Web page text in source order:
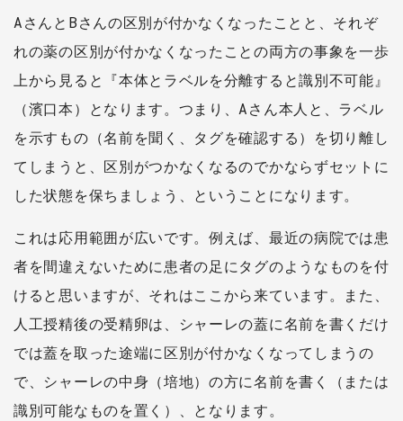
AさんとBさんの区別が付かなくなったことと、それぞ
れの薬の区別が付かなくなったことの両方の事象を一歩
上から見ると『本体とラベルを分離すると識別不可能』
（濱口本）となります。つまり、Aさん本人と、ラベル
を示すもの（名前を聞く、タグを確認する）を切り離し
てしまうと、区別がつかなくなるのでかならずセットに
した状態を保ちましょう、ということになります。
これは応用範囲が広いです。例えば、最近の病院では患
者を間違えないために患者の足にタグのようなものを付
けると思いますが、それはここから来ています。また、
人工授精後の受精卵は、シャーレの蓋に名前を書くだけ
では蓋を取った途端に区別が付かなくなってしまうの
で、シャーレの中身（培地）の方に名前を書く（または
識別可能なものを置く）、となります。